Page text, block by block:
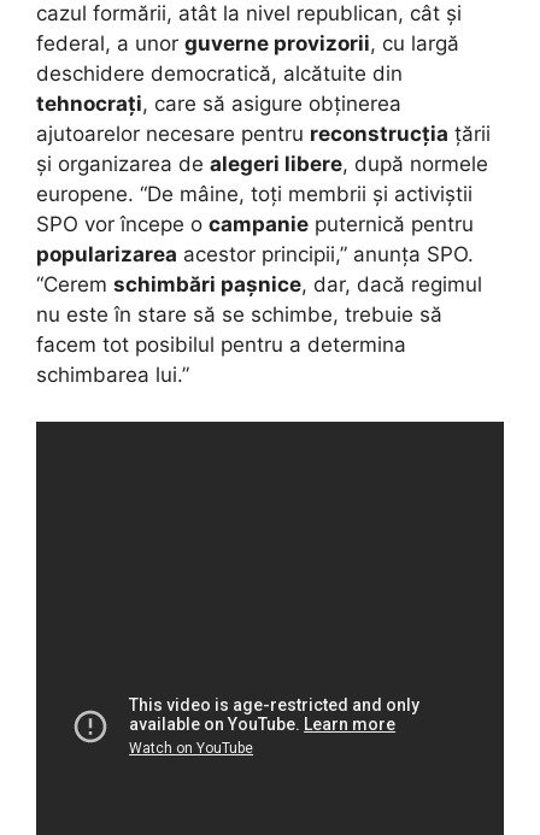
cazul formării, atât la nivel republican, cât și
federal, a unor guverne provizorii, cu largă
deschidere democratică, alcătuite din
tehnocrați, care să asigure obținerea
ajutoarelor necesare pentru reconstrucția țării
și organizarea de alegeri libere, după normele
europene. “De mâine, toți membrii și activiștii
SPO vor începe o campanie puternică pentru
popularizarea acestor principii,” anunța SPO.
“Cerem schimbări pașnice, dar, dacă regimul
nu este în stare să se schimbe, trebuie să
facem tot posibilul pentru a determina
schimbarea lui.”